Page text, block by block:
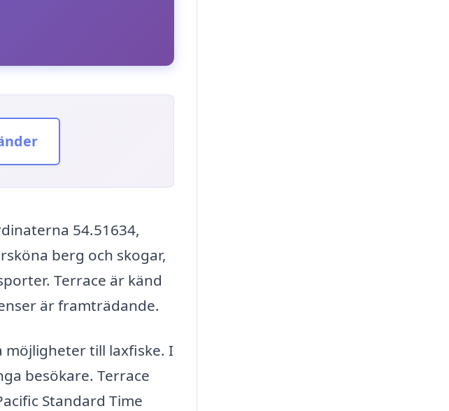
54.51634,
berg och skogar,
Terrace är känd
är framträdande.
till laxfiske. I
besökare. Terrace
Standard Time